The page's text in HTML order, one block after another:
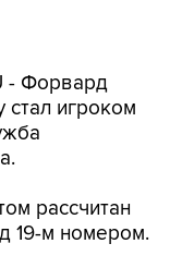
- Форвард
игроком
рассчитан
19-м номером.